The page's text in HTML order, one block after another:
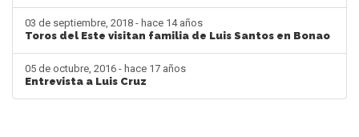
03 de septiembre, 2018 - hace 14 años
Toros del Este visitan familia de Luis Santos en Bonao
05 de octubre, 2016 - hace 17 años
Entrevista a Luis Cruz